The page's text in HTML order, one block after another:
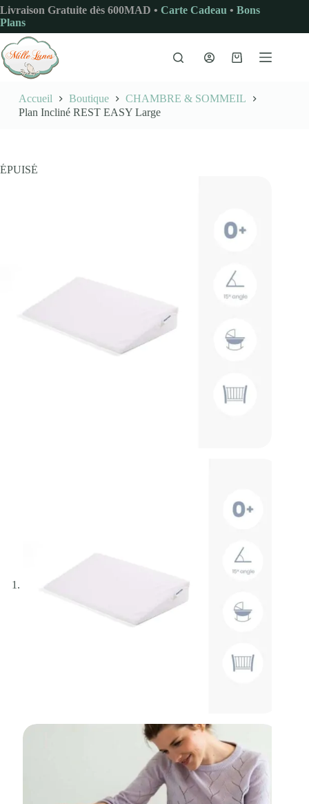
Passer
au
contenu
Livraison Gratuite dès 600MAD • Carte Cadeau • Bons
Plans
Panier
Accueil Boutique
CHAMBRE & SOMMEIL
Plan Incliné REST EASY Large
ÉPUISÉ